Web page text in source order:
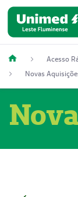
Acesso
Novas